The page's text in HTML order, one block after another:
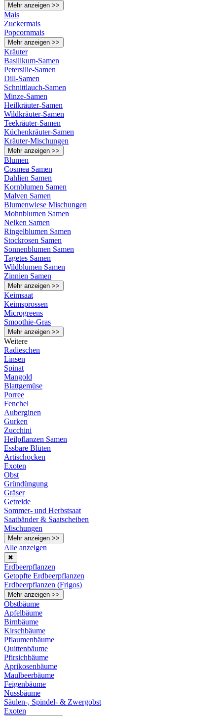
Mehr anzeigen >>
Mais
Zuckermais
Popcornmais
Mehr anzeigen >>
Kräuter
Basilikum-Samen
Petersilie-Samen
Dill-Samen
Schnittlauch-Samen
Minze-Samen
Heilkräuter-Samen
Wildkräuter-Samen
Teekräuter-Samen
Küchenkräuter-Samen
Kräuter-Mischungen
Mehr anzeigen >>
Blumen
Cosmea Samen
Dahlien Samen
Kornblumen Samen
Malven Samen
Blumenwiese Mischungen
Mohnblumen Samen
Nelken Samen
Ringelblumen Samen
Stockrosen Samen
Sonnenblumen Samen
Tagetes Samen
Wildblumen Samen
Zinnien Samen
Mehr anzeigen >>
Keimsaat
Keimsprossen
Microgreens
Smoothie-Gras
Mehr anzeigen >>
Weitere
Radieschen
Linsen
Spinat
Mangold
Blattgemüse
Porree
Fenchel
Auberginen
Gurken
Zucchini
Heilpflanzen Samen
Essbare Blüten
Artischocken
Exoten
Obst
Gründüngung
Gräser
Getreide
Sommer- und Herbstsaat
Saatbänder & Saatscheiben
Mischungen
Mehr anzeigen >>
Alle anzeigen
✖
Erdbeerpflanzen
Getopfte Erdbeerpflanzen
Erdbeerpflanzen (Frigos)
Mehr anzeigen >>
Obstbäume
Apfelbäume
Birnbäume
Kirschbäume
Pflaumenbäume
Quittenbäume
Pfirsichbäume
Aprikosenbäume
Maulbeerbäume
Feigenbäume
Nussbäume
Säulen-, Spindel- & Zwergobst
Exoten